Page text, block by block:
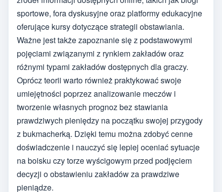
sportowe, fora dyskusyjne oraz platformy edukacyjne
oferujące kursy dotyczące strategii obstawiania.
Ważne jest także zapoznanie się z podstawowymi
pojęciami związanymi z rynkiem zakładów oraz
różnymi typami zakładów dostępnych dla graczy.
Oprócz teorii warto również praktykować swoje
umiejętności poprzez analizowanie meczów i
tworzenie własnych prognoz bez stawiania
prawdziwych pieniędzy na początku swojej przygody
z bukmacherką. Dzięki temu można zdobyć cenne
doświadczenie i nauczyć się lepiej oceniać sytuacje
na boisku czy torze wyścigowym przed podjęciem
decyzji o obstawieniu zakładów za prawdziwe
pieniądze.